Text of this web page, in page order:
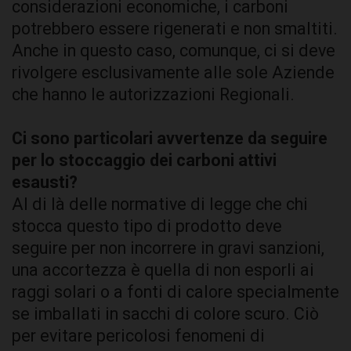
considerazioni economiche, i carboni
potrebbero essere rigenerati e non smaltiti.
Anche in questo caso, comunque, ci si deve
rivolgere esclusivamente alle sole Aziende
che hanno le autorizzazioni Regionali.
Ci sono particolari avvertenze da seguire
per lo stoccaggio dei carboni attivi
esausti?
Al di là delle normative di legge che chi
stocca questo tipo di prodotto deve
seguire per non incorrere in gravi sanzioni,
una accortezza è quella di non esporli ai
raggi solari o a fonti di calore specialmente
se imballati in sacchi di colore scuro. Ciò
per evitare pericolosi fenomeni di